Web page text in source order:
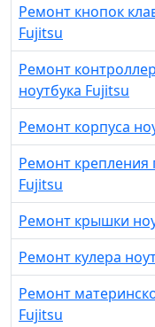
Ремонт кнопок
Fujitsu
Ремонт
ноутбука Fujitsu
Ремонт корпуса
Ремонт крепления
Fujitsu
Ремонт крышки
Ремонт кулера
Ремонт
Fujitsu